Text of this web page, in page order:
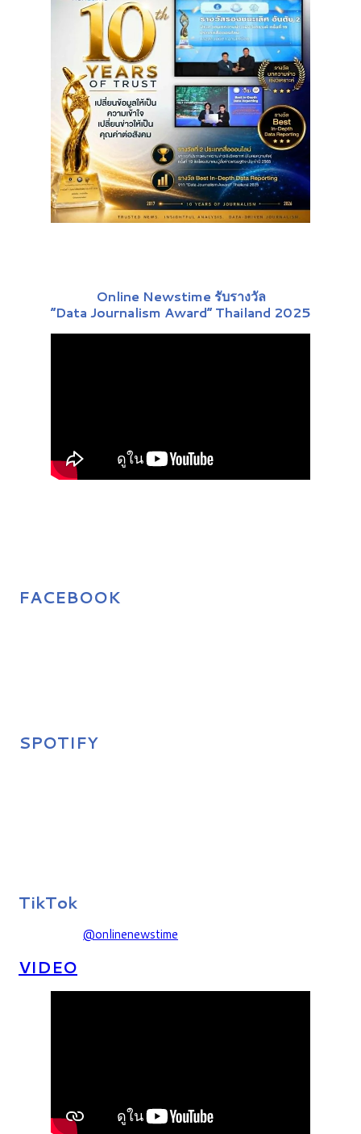
Online Newstime รับรางวัล
“Data Journalism Award” Thailand 2025
FACEBOOK
SPOTIFY
TikTok
@onlinenewstime
VIDEO